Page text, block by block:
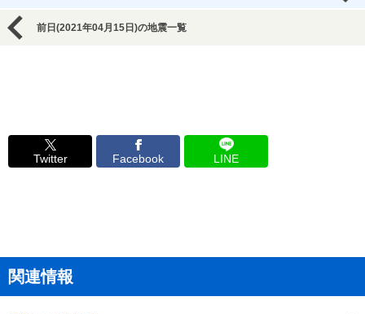
前日(2021年04月15日)の地震一覧
Twitter Facebook LINE
関連情報